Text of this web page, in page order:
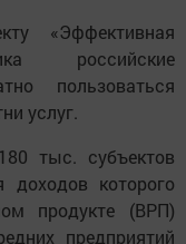
«Эффективная
российские
пользоваться
услуг.
тыс. субъектов
доходов которого
продукте (ВРП)
предприятий